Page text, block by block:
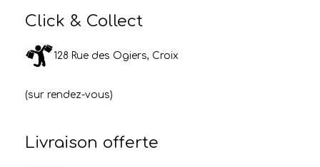
Click & Collect
128 Rue des Ogiers, Croix
(sur rendez-vous)
Livraison offerte